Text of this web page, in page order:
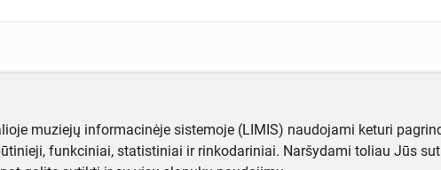
muziejų informacinėje sistemoje (LIMIS) naudojami keturi
funkciniai, statistiniai ir rinkodariniai. Naršydami toliau Jūs